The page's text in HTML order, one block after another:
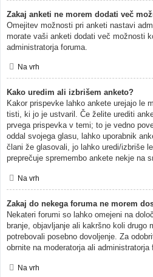
Zakaj anketi ne morem dodati več
Omejitev možnosti pri anketi nastavi
morate vaši anketi dodati več možnosti
administratorja foruma.
Na vrh
Kako uredim ali izbrišem anketo?
Kakor prispevke lahko ankete urejajo le
tisti, ki jo je ustvaril. Če želite urediti
prvega prispevka v temi; to je vedno
oddal svojega glasu, lahko uporabnik
člani že glasovali, jo lahko uredi/izbriše
preprečuje spremembo ankete nekje na
Na vrh
Zakaj do nekega foruma ne morem
Nekateri forumi so lahko omejeni na
branje, objavljanje ali kakršno koli drugo
potrebovali posebno dovoljenje. Za
obrnite na moderatorja ali administratorja
Na vrh